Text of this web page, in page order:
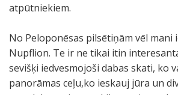
atpūtniekiem.
No Peloponēsas pilsētiņām vēl mani
Nupflion. Te ir ne tikai itin
sevišķi iedvesmojoši dabas skati, ko
panorāmas ceļu,ko ieskauj jūra un